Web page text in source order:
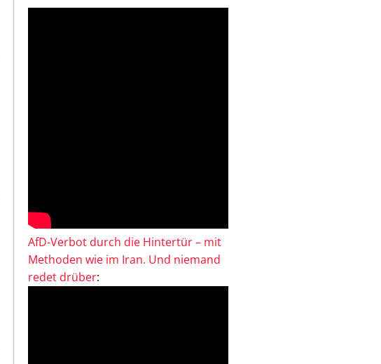
AfD-Verbot durch die Hintertür – mit
Methoden wie im Iran. Und niemand
redet drüber: